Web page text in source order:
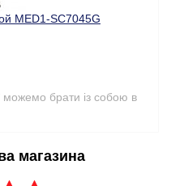
MED1-SC7045G
можемо брати із собою в
магазина